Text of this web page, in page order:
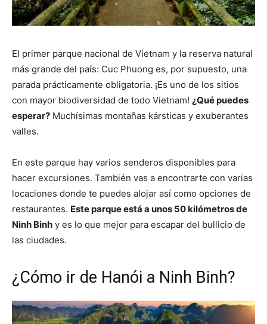
El primer parque nacional de Vietnam y la reserva natural
más grande del país: Cuc Phuong es, por supuesto, una
parada prácticamente obligatoria. ¡Es uno de los sitios
con mayor biodiversidad de todo Vietnam! ¿Qué puedes
esperar? Muchísimas montañas kársticas y exuberantes
valles.
En este parque hay varios senderos disponibles para
hacer excursiones. También vas a encontrarte con varias
locaciones donde te puedes alojar así como opciones de
restaurantes. Este parque está a unos 50 kilómetros de
Ninh Binh y es lo que mejor para escapar del bullicio de
las ciudades.
¿Cómo ir de Hanói a Ninh Binh?